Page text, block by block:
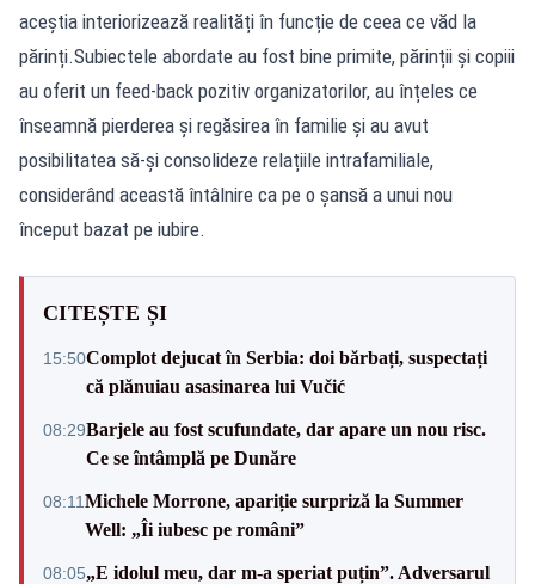
aceștia interiorizează realități în funcție de ceea ce văd la
părinți.Subiectele abordate au fost bine primite, părinții și copiii
au oferit un feed-back pozitiv organizatorilor, au înțeles ce
înseamnă pierderea și regăsirea în familie și au avut
posibilitatea să-și consolideze relațiile intrafamiliale,
considerând această întâlnire ca pe o șansă a unui nou
început bazat pe iubire.
CITEȘTE ȘI
15:50Complot dejucat în Serbia: doi bărbați, suspectați
că plănuiau asasinarea lui Vučić
08:29Barjele au fost scufundate, dar apare un nou risc.
Ce se întâmplă pe Dunăre
08:11Michele Morrone, apariție surpriză la Summer
Well: „Îi iubesc pe români”
08:05„E idolul meu, dar m-a speriat puțin”. Adversarul